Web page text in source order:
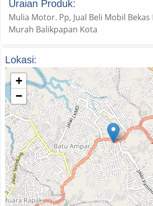
Uraian Produk:
Mulia Motor. Pp, Jual Beli Mobil
Murah Balikpapan Kota
Lokasi:
+
−